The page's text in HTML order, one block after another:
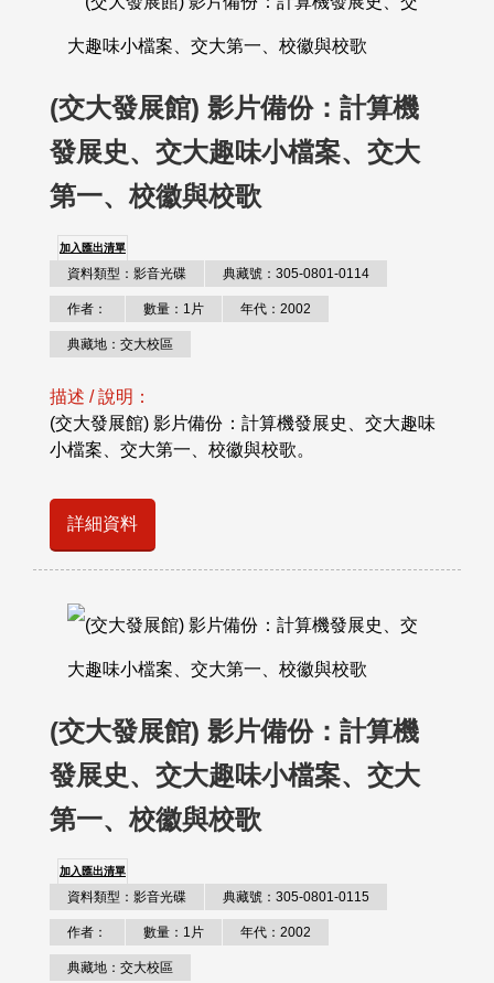
(交大發展館) 影片備份：計算機
發展史、交大趣味小檔案、交大
第一、校徽與校歌
加入匯出清單
資料類型：影音光碟 典藏號：305-0801-0114
作者： 數量：1片 年代：2002
典藏地：交大校區
描述 / 說明：
(交大發展館) 影片備份：計算機發展史、交大趣味
小檔案、交大第一、校徽與校歌。
詳細資料
(交大發展館) 影片備份：計算機
發展史、交大趣味小檔案、交大
第一、校徽與校歌
加入匯出清單
資料類型：影音光碟 典藏號：305-0801-0115
作者： 數量：1片 年代：2002
典藏地：交大校區